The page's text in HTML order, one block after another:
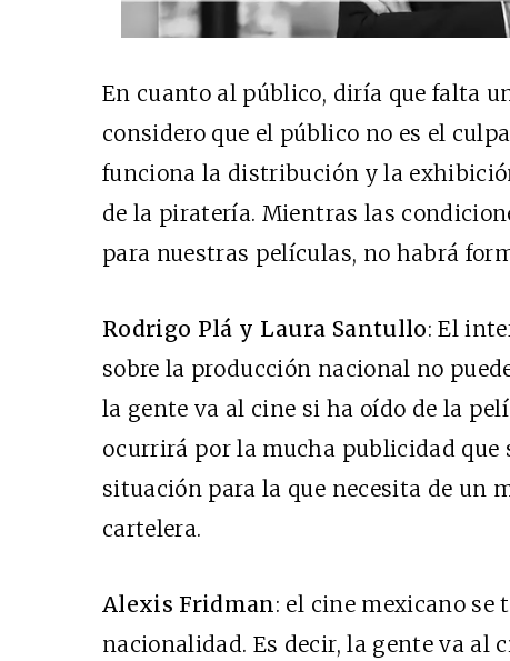
En cuanto al público, diría que falta
considero que el público no es el
funciona la distribución y la
de la piratería. Mientras las
para nuestras películas, no habrá
Rodrigo Plá y Laura Santullo: El
sobre la producción nacional no
la gente va al cine si ha oído de la
ocurrirá por la mucha publicidad que
situación para la que necesita de un
cartelera.
Alexis Fridman: el cine mexicano se
nacionalidad. Es decir, la gente va al